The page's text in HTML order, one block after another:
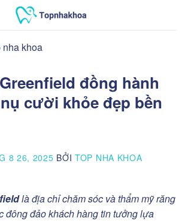
nha khoa
đồng hành
cười khỏe đẹp bền
8 26, 2025 BỞITOP NHA KHOA
là địa chỉ chăm sóc và thẩm mỹ răng
đông đảo khách hàng tin tưởng lựa